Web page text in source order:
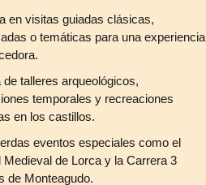
en visitas guiadas clásicas,
o temáticas para una experiencia
de talleres arqueológicos,
temporales y recreaciones
en los castillos.
eventos especiales como el
Medieval de Lorca y la Carrera 3
de Monteagudo.